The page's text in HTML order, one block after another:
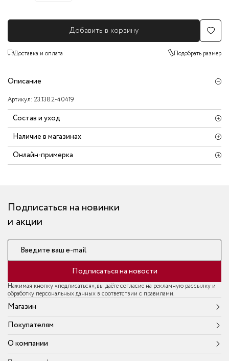
Добавить в корзину
Доставка и оплата Подобрать размер
Описание
Артикул: 23.138.2-40419
Состав и уход
Наличие в магазинах
Онлайн-примерка
Подписаться на новинки
и акции
Введите ваш e-mail
Подписаться на новости
Нажимая кнопку «подписаться», вы даёте согласие на рекламную рассылку и
обработку персональных данных в соответствии с правилами.
Магазин
Покупателям
О компании